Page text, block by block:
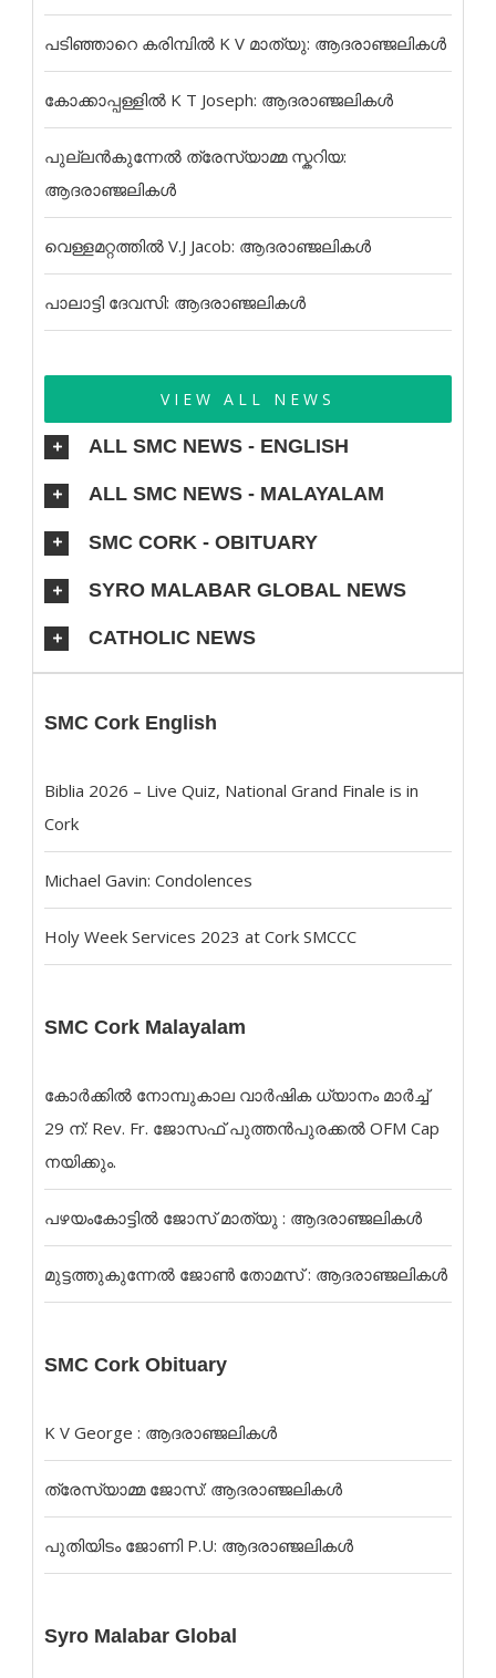
പടിഞ്ഞാറെ കരിമ്പിൽ K V മാത്യു: ആദരാഞ്ജലികൾ
കോക്കാപ്പള്ളിൽ K T Joseph: ആദരാഞ്ജലികൾ
പുല്ലൻകുന്നേൽ ത്രേസ്യാമ്മ സ്കറിയ:
ആദരാഞ്ജലികൾ
വെള്ളമറ്റത്തിൽ V.J Jacob: ആദരാഞ്ജലികൾ
പാലാട്ടി ദേവസി: ആദരാഞ്ജലികൾ
VIEW ALL NEWS
ALL SMC NEWS - ENGLISH
ALL SMC NEWS - MALAYALAM
SMC CORK - OBITUARY
SYRO MALABAR GLOBAL NEWS
CATHOLIC NEWS
SMC Cork English
Biblia 2026 – Live Quiz, National Grand Finale is in
Cork
Michael Gavin: Condolences
Holy Week Services 2023 at Cork SMCCC
SMC Cork Malayalam
കോർക്കിൽ നോമ്പുകാല വാർഷിക ധ്യാനം മാർച്ച്
29 ന്: Rev. Fr. ജോസഫ് പുത്തൻപുരക്കൽ OFM Cap
നയിക്കും.
പഴയംകോട്ടിൽ ജോസ് മാത്യു : ആദരാഞ്ജലികൾ
മുട്ടത്തുകുന്നേൽ ജോൺ തോമസ് : ആദരാഞ്ജലികൾ
SMC Cork Obituary
K V George : ആദരാഞ്ജലികൾ
ത്രേസ്യാമ്മ ജോസ്: ആദരാഞ്ജലികൾ
പുതിയിടം ജോണി P.U: ആദരാഞ്ജലികൾ
Syro Malabar Global